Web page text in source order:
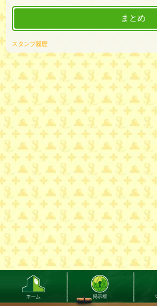
まとめ
スタンプ履歴